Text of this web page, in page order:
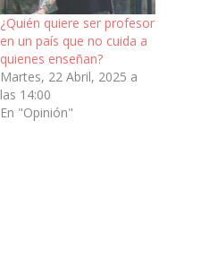
¿Quién quiere ser profesor
en un país que no cuida a
quienes enseñan?
Martes, 22 Abril, 2025 a
las 14:00
En "Opinión"